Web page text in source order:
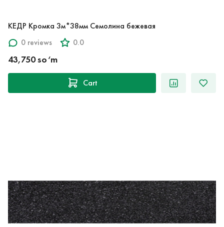
КЕДР Кромка 3м*38мм Семолина бежевая
0 reviews
0.0
43,750 so‘m
Cart